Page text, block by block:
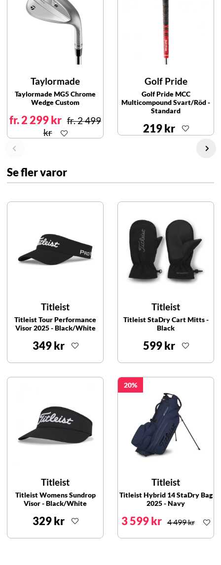
Taylormade
Taylormade MG5 Chrome
Wedge Custom
fr. 2 299 kr fr. 2 499
kr
Golf Pride
Golf Pride MCC
Multicompound Svart/Röd -
Standard
219 kr
Se fler varor
Titleist
Titleist Tour Performance
Visor 2025 - Black/White
349 kr
Titleist
Titleist StaDry Cart Mitts -
Black
599 kr
Titleist
Titleist Womens Sundrop
Visor - Black/White
329 kr
20
Titleist
Titleist Hybrid 14 StaDry Bag
2025 - Navy
3 599 kr 4 499 kr